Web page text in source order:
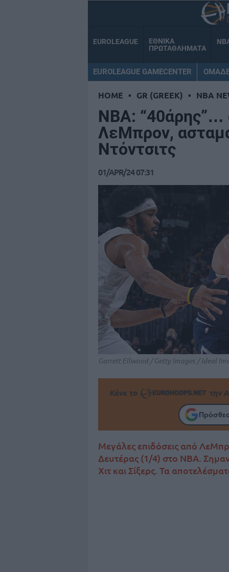
EUROLEAGUE
ΕΘΝΙΚΑ
ΠΡΩΤΑΘΛΗΜΑΤΑ
EUROLEAGUE GAMECENTER
HOME • GR (GREEK) • NBA
NBA:
ΛεΜπρον,
Ντόντσιτς
01/APR/24 07:31
Garrett Ellwood / Getty Images / Ideal
Κάνε το την
Μεγάλες επιδόσεις από
Δευτέρας (1/4) στο NBA.
Χιτ και Σίξερς. Τα